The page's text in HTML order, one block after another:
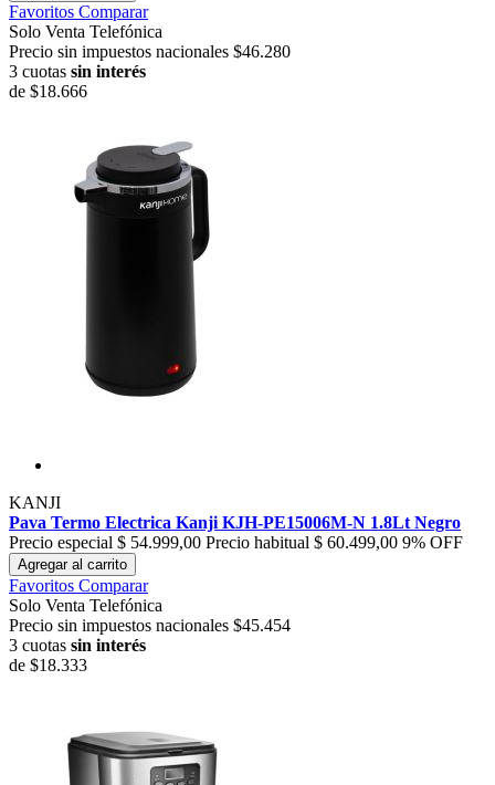
Favoritos Comparar
Solo Venta Telefónica
Precio sin impuestos nacionales $46.280
3 cuotas sin interés
de $18.666
KANJI
Pava Termo Electrica Kanji KJH-PE15006M-N 1.8Lt Negro
Precio especial $ 54.999,00 Precio habitual $ 60.499,00 9% OFF
Agregar al carrito
Favoritos Comparar
Solo Venta Telefónica
Precio sin impuestos nacionales $45.454
3 cuotas sin interés
de $18.333